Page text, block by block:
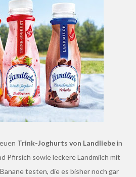
Trink-Joghurts von Landliebein
Pfirsich sowie leckere Landmilch mit
testen, die es bisher noch gar